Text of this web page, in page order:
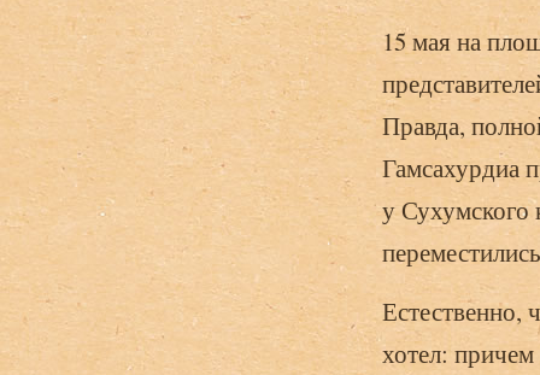
15 мая на
Правда,
Гамсахурдиа
у Сухумского
Естественно,
хотел: